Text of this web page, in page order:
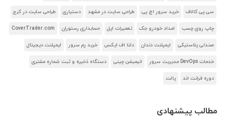
سی پی کالاف خرید سرور اچ پی طراحی سایت در مشهد دستیاری طراحی سایت در کرج
چاپ روی چسب امداد خودرو جک تعمیرات اپل حسابداری رستوران CoverTrader.com
صندلی پلاستیکی ایمپلنت دندان دلتا اف ایکس خرید رم سرور ایمپلنت دیجیتال
خدمات DevOps مدیریت سرور انیمیشن چینی دستگاه ذخیره و ثبت شماره مشتری
دوره فرانت اند پالت
مطالب پیشنهادی